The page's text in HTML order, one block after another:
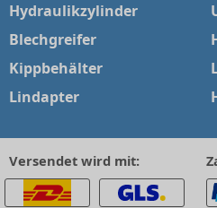
Hydraulikzylinder
Blechgreifer
Kippbehälter
Lindapter
Versendet wird mit: